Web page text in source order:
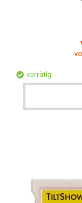
vorrätig